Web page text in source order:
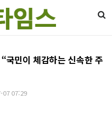
국민이 체감하는 신속한 주
07 07:29